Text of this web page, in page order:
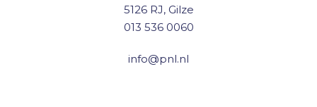
5126 RJ, Gilze
013 536 0060
info@pnl.nl